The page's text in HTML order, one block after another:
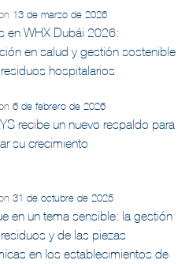
13 de marzo de 2026
en WHX Dubái 2026:
en salud y gestión sostenible
hospitalarios
6 de febrero de 2026
recibe un nuevo respaldo para
su crecimiento
31 de octubre de 2025
en un tema sensible: la gestión
y de las piezas
en los establecimientos de